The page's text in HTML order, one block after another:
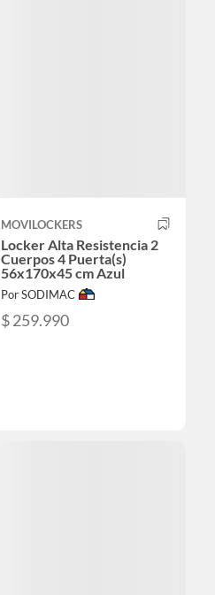
MOVILOCKERS
Locker Alta Resistencia 2
Cuerpos 4 Puerta(s)
56x170x45 cm Azul
Por SODIMAC
$ 259.990